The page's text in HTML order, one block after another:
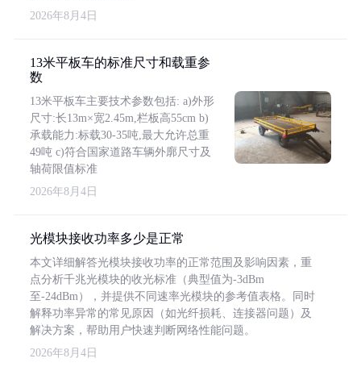
2026年8月4日
13米平板车的标准尺寸和载重参
数
13米平板车主要技术参数包括: a)外形
尺寸:长13m×宽2.45m,栏板高55cm b)
承载能力:标载30-35吨,最大允许总重
49吨 c)符合国家道路车辆外廓尺寸及
轴荷限值标准
2026年8月4日
光模块接收功率多少是正常
本文详细解答光模块接收功率的正常范围及影响因素，重
点分析千兆光模块的收光标准（典型值为-3dBm
至-24dBm），并提供不同速率光模块的参考值表格。同时
解释功率异常的常见原因（如光纤损耗、连接器问题）及
解决方案，帮助用户快速判断网络性能问题。
2026年8月4日